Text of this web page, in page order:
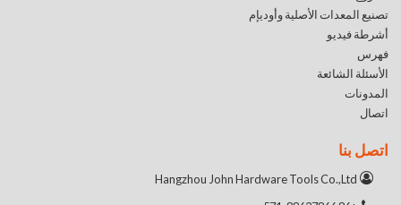
تصنيع المعدات الأصلية وأوديإم
أشرطة فيديو
فهرس
الأسئلة الشائعة
المدونات
اتصال
اتصل بنا
Hangzhou John Hardware Tools Co.,Ltd